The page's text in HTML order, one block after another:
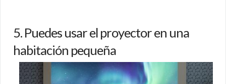
5. Puedes usar el proyector en una
habitación pequeña